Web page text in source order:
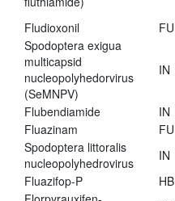
Fludioxonil
FU
Spodoptera exigua
multicapsid
nucleopolyhedorvirus
(SeMNPV)
IN
Flubendiamide IN
Fluazinam
FU
Spodoptera littoralis
nucleopolyhedrovirus
IN
Fluazifop-P
HB